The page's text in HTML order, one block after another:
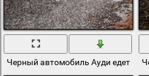
Черный автомобиль Ауди едет по